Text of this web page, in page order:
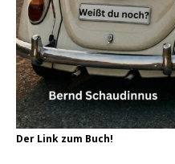
Der Link zum Buch!